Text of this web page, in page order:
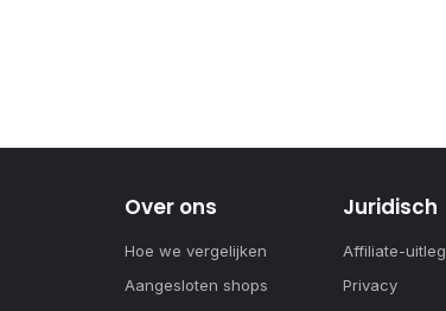
Over ons
Hoe we vergelijken
Aangesloten shops
Juridisch
Affiliate-uitleg
Privacy